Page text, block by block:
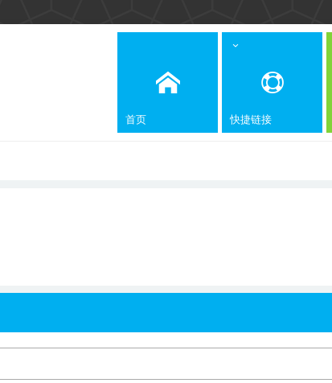
首页 快捷链接